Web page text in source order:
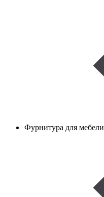
Фурнитура для мебели